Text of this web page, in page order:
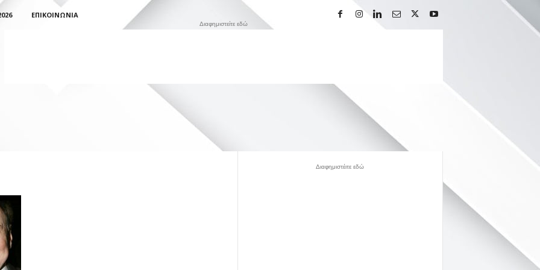
ΕΠΙΚΟΙΝΩΝΊΑ
Διαφημιστείτε εδώ
Διαφημιστέιτε εδώ